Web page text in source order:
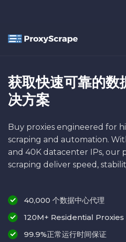
获取快速可靠的数
决方案
Buy proxies engineered for
scraping and automation.
and 40K datacenter IPs, our
scraping deliver speed,
40,000 个数据中心代理
120M+ Residential Proxies
99.9%正常运行时间保证